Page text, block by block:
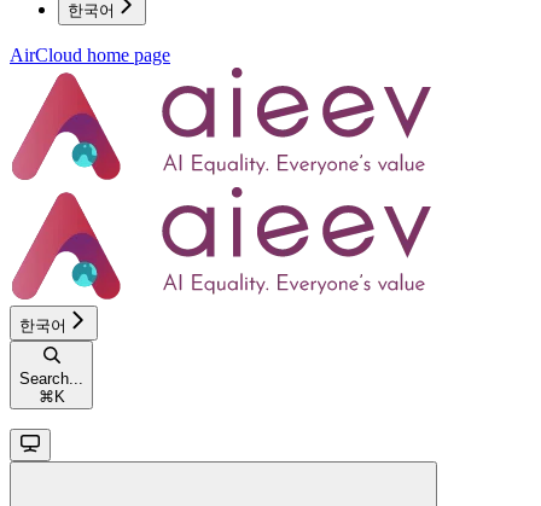
한국어
AirCloud home page
한국어
Search...
⌘ K